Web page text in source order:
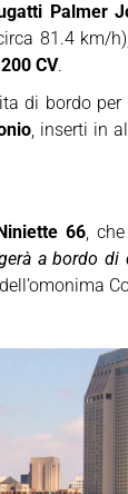
Palmer
81.4 km/
CV.
di bordo
, inserti in
66,
a bordo
dell’omonima